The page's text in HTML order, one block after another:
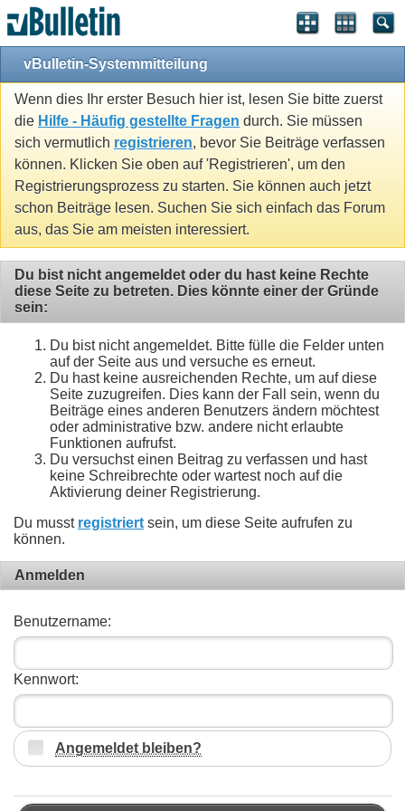
vBulletin-Systemmitteilung
Wenn dies Ihr erster Besuch hier ist, lesen Sie bitte zuerst
die Hilfe - Häufig gestellte Fragen durch. Sie müssen
sich vermutlich registrieren, bevor Sie Beiträge verfassen
können. Klicken Sie oben auf 'Registrieren', um den
Registrierungsprozess zu starten. Sie können auch jetzt
schon Beiträge lesen. Suchen Sie sich einfach das Forum
aus, das Sie am meisten interessiert.
Du bist nicht angemeldet oder du hast keine Rechte
diese Seite zu betreten. Dies könnte einer der Gründe
sein:
Du bist nicht angemeldet. Bitte fülle die Felder unten
auf der Seite aus und versuche es erneut.
Du hast keine ausreichenden Rechte, um auf diese
Seite zuzugreifen. Dies kann der Fall sein, wenn du
Beiträge eines anderen Benutzers ändern möchtest
oder administrative bzw. andere nicht erlaubte
Funktionen aufrufst.
Du versuchst einen Beitrag zu verfassen und hast
keine Schreibrechte oder wartest noch auf die
Aktivierung deiner Registrierung.
Du musst registriert sein, um diese Seite aufrufen zu
können.
Anmelden
Benutzername:
Kennwort:
Angemeldet bleiben?